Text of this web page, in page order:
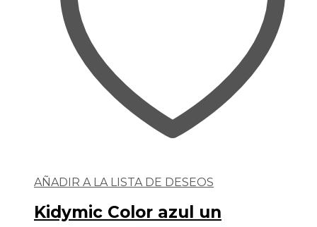
AÑADIR A LA LISTA DE DESEOS
Kidymic Color azul un